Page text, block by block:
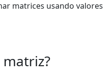
matrices usando valores
matriz?